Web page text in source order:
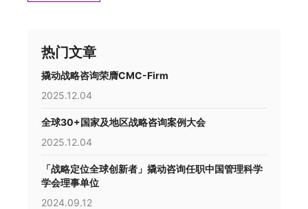
热门文章
撬动战略咨询荣膺CMC-Firm
2025.12.04
全球30+国家及地区战略咨询案例大会
2025.12.04
「战略定位全球创新者」撬动咨询任职中国管理科学
学会理事单位
2024.09.12